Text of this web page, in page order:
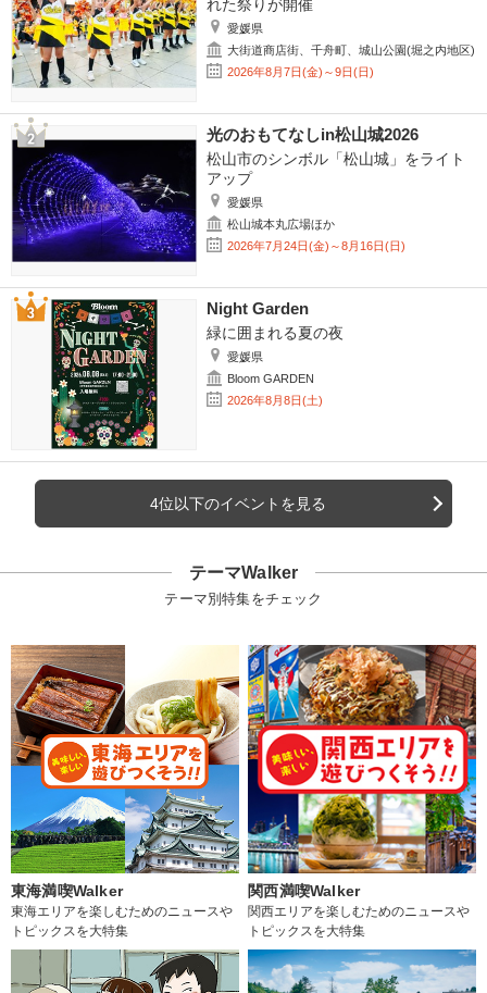
れた祭りが開催
愛媛県
大街道商店街、千舟町、城山公園(堀之内地区)
2026年8月7日(金)～9日(日)
光のおもてなしin松山城2026
松山市のシンボル「松山城」をライト
アップ
愛媛県
松山城本丸広場ほか
2026年7月24日(金)～8月16日(日)
Night Garden
緑に囲まれる夏の夜
愛媛県
Bloom GARDEN
2026年8月8日(土)
4位以下のイベントを見る
テーマWalker
テーマ別特集をチェック
東海満喫Walker
東海エリアを楽しむためのニュースや
トピックスを大特集
関西満喫Walker
関西エリアを楽しむためのニュースや
トピックスを大特集